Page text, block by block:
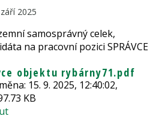
2025
samosprávný celek,
na pracovní pozici SPRÁVCE
objektu rybárny71.pdf
15. 9. 2025, 12:40:02,
KB